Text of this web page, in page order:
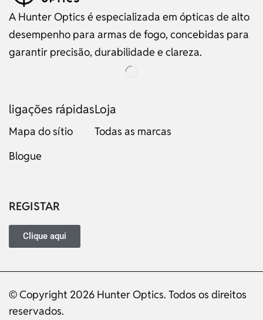
A Hunter Optics é especializada em ópticas de alto
desempenho para armas de fogo, concebidas para
garantir precisão, durabilidade e clareza.
ligações rápidas
Mapa do sítio
Blogue
Loja
Todas as marcas
REGISTAR
Clique aqui
© Copyright 2026 Hunter Optics. Todos os direitos
reservados.
German
French